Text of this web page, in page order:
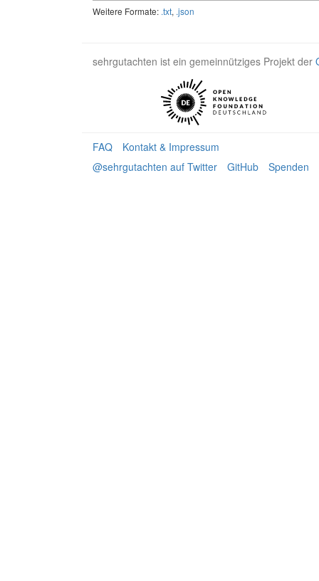
Weitere Formate: .txt, .json
sehrgutachten ist ein gemeinnütziges Projekt der
FAQ
Kontakt & Impressum
@sehrgutachten auf Twitter
GitHub Spenden